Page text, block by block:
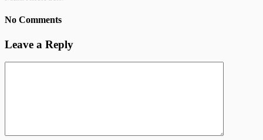
No Comments
Leave a Reply